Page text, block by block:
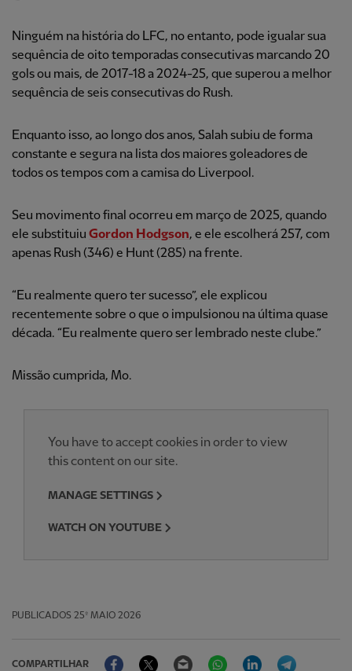
Ninguém na história do LFC, no entanto, pode igualar sua
sequência de oito temporadas consecutivas marcando 20
gols ou mais, de 2017-18 a 2024-25, que superou a melhor
sequência de seis consecutivas do Rush.
Enquanto isso, ao longo dos anos, Salah subiu de forma
constante e segura na lista dos maiores goleadores de
todos os tempos com a camisa do Liverpool.
Seu movimento final ocorreu em março de 2025, quando
ele substituiu Gordon Hodgson, e ele escolherá 257, com
apenas Rush (346) e Hunt (285) na frente.
“Eu realmente quero ter sucesso”, ele explicou
recentemente sobre o que o impulsionou na última quase
década. “Eu realmente quero ser lembrado neste clube.”
Missão cumprida, Mo.
You have to accept cookies in order to view
this content on our site.
MANAGE SETTINGS
WATCH ON YOUTUBE
PUBLICADOS 25º MAIO 2026
COMPARTILHAR
FacebookTwitter Email WhatsAppLinkedIn